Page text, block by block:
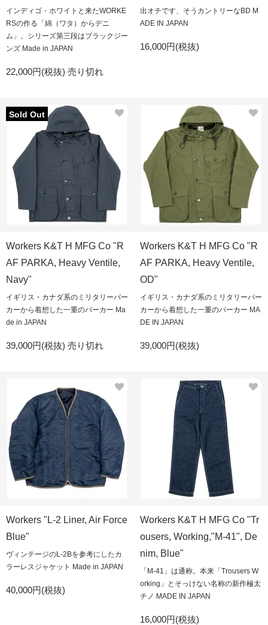
インディゴ・ホワイトと来たWORKE
RSの作る「綿（ワタ）からデニ
ム」。シリーズ第三段はブラックジー
ンズ Made in JAPAN
22,000円(税抜) 売り切れ
出オチです、そうカントリーなBD M
ADE IN JAPAN
16,000円(税抜)
Sold Out
Workers K&T H MFG Co "R
AF PARKA, Heavy Ventile,
Navy"
イギリス・カナダ系のミリタリーパー
カーから着想した一重のパーカー Ma
de in JAPAN
39,000円(税抜) 売り切れ
Workers K&T H MFG Co "R
AF PARKA, Heavy Ventile,
OD"
イギリス・カナダ系のミリタリーパー
カーから着想した一重のパーカー MA
DE IN JAPAN
39,000円(税抜)
Workers "L-2 Liner, Air Force
Blue"
ヴィンテージのL-2Bを参考にしたカ
ラーレスジャケット Made in JAPAN
40,000円(税抜)
Workers K&T H MFG Co "Tr
ousers, Working,"M-41", De
nim, Blue"
「M-41」は通称。本来「Trousers W
orking」とそっけない名称の新作極太
チノ MADE IN JAPAN
16,000円(税抜)